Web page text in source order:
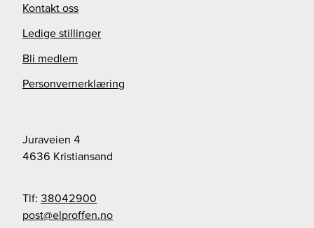
Juraveien 4
4636 Kristiansand
Tlf: 38042900
on.nefforple@tsop
Kontakt oss
Ledige stillinger
Bli medlem
Personvernerklæring